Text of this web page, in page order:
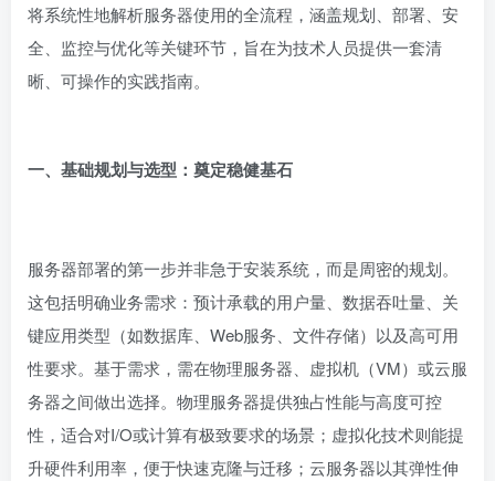
将系统性地解析服务器使用的全流程，涵盖规划、部署、安
全、监控与优化等关键环节，旨在为技术人员提供一套清
晰、可操作的实践指南。
一、基础规划与选型：奠定稳健基石
服务器部署的第一步并非急于安装系统，而是周密的规划。
这包括明确业务需求：预计承载的用户量、数据吞吐量、关
键应用类型（如数据库、Web服务、文件存储）以及高可用
性要求。基于需求，需在物理服务器、虚拟机（VM）或云服
务器之间做出选择。物理服务器提供独占性能与高度可控
性，适合对I/O或计算有极致要求的场景；虚拟化技术则能提
升硬件利用率，便于快速克隆与迁移；云服务器以其弹性伸